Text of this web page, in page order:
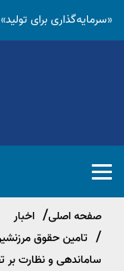
«سرمایه‌گذاری برای تولید»
صفحه اصلی
اخبار
تامین حقوق
ساماندهی و نظارت